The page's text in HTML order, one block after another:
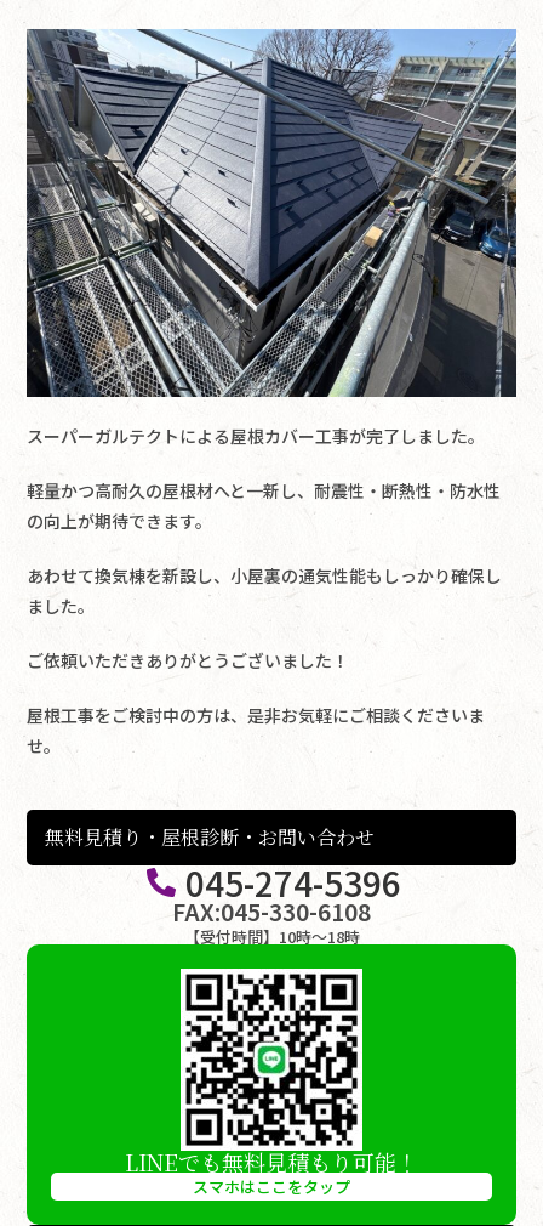
スーパーガルテクトによる屋根カバー工事が完了しました。
軽量かつ高耐久の屋根材へと一新し、耐震性・断熱性・防水性
の向上が期待できます。
あわせて換気棟を新設し、小屋裏の通気性能もしっかり確保し
ました。
ご依頼いただきありがとうございました！
屋根工事をご検討中の方は、是非お気軽にご相談くださいま
せ。
無料見積り・屋根診断・お問い合わせ
045-274-5396
FAX:045-330-6108
【受付時間】10時〜18時
LINEでも無料見積もり可能！
スマホはここをタップ